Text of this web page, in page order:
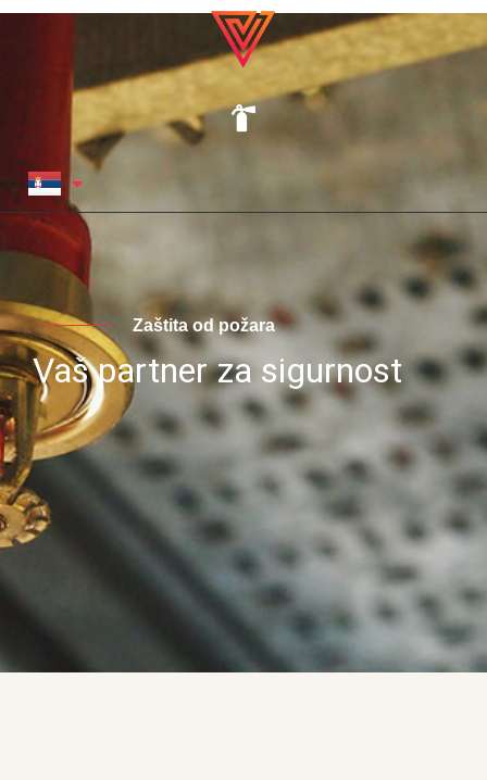
Zaštita od požara
Vaš partner za sigurnost